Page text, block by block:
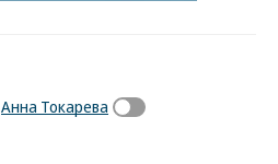
Анна Токарева